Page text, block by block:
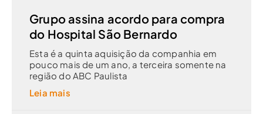
Grupo assina acordo para compra
do Hospital São Bernardo
Esta é a quinta aquisição da companhia em
pouco mais de um ano, a terceira somente na
região do ABC Paulista
Leia mais